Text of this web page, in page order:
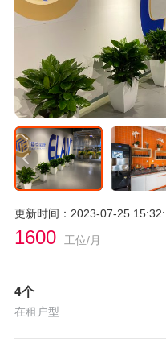
更新时间：2023-07-25
1600 工位/月
4个
在租户型